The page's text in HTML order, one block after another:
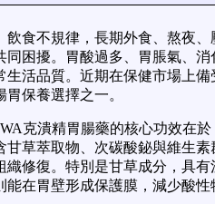
飲食不規律，長期外食、熬夜
同困擾。胃酸過多、胃脹氣、
生活品質。近期在保健市場上
保養選擇之一。
克潰精胃腸藥的核心功效在
甘草萃取物、次碳酸鉍與維生
織修復。特別是甘草成分，具
在胃壁形成保護膜，減少酸性